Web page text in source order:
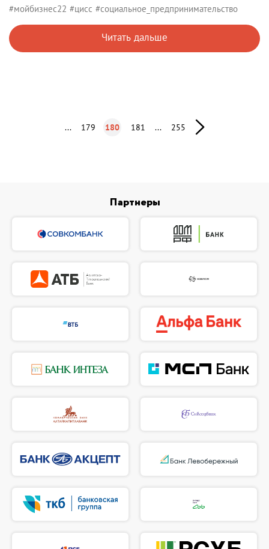
#мойбизнес22 #цисс #социальное_предпринимательство
Читать дальше
... 179 180 181 ... 255
Партнеры